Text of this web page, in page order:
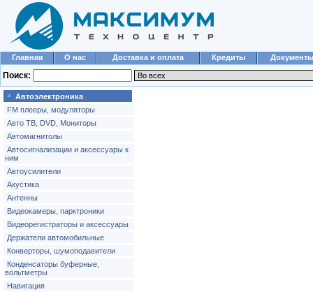
Главная О нас Доставка и оплата Кредиты Документы
Поиск:
Автоэлектроника
FM плееры, модуляторы
Авто ТВ, DVD, Мониторы
Автомагнитолы
Автосигнализации и аксессуары к
ним
Автоусилители
Акустика
Антенны
Видеокамеры, парктроники
Видеорегистраторы и аксессуары
Держатели автомобильные
Конверторы, шумоподавители
Конденсаторы буферные,
вольтметры
Навигация